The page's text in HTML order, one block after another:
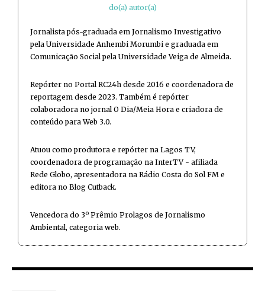
do(a) autor(a)
Jornalista pós-graduada em Jornalismo Investigativo
pela Universidade Anhembi Morumbi e graduada em
Comunicação Social pela Universidade Veiga de Almeida.
Repórter no Portal RC24h desde 2016 e coordenadora de
reportagem desde 2023. Também é repórter
colaboradora no jornal O Dia/Meia Hora e criadora de
conteúdo para Web 3.0.
Atuou como produtora e repórter na Lagos TV,
coordenadora de programação na InterTV - afiliada
Rede Globo, apresentadora na Rádio Costa do Sol FM e
editora no Blog Cutback.
Vencedora do 3º Prêmio Prolagos de Jornalismo
Ambiental, categoria web.